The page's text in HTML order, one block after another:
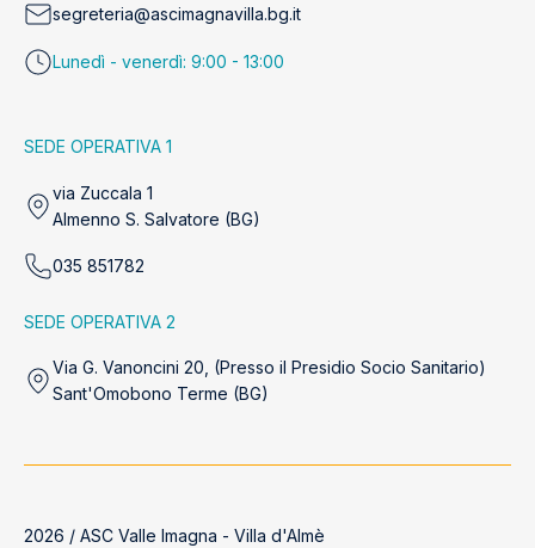
segreteria@ascimagnavilla.bg.it
Lunedì - venerdì: 9:00 - 13:00
SEDE OPERATIVA 1
via Zuccala 1
Almenno S. Salvatore (BG)
035 851782
SEDE OPERATIVA 2
Via G. Vanoncini 20, (Presso il Presidio Socio Sanitario)
Sant'Omobono Terme (BG)
2026 / ASC Valle Imagna - Villa d'Almè